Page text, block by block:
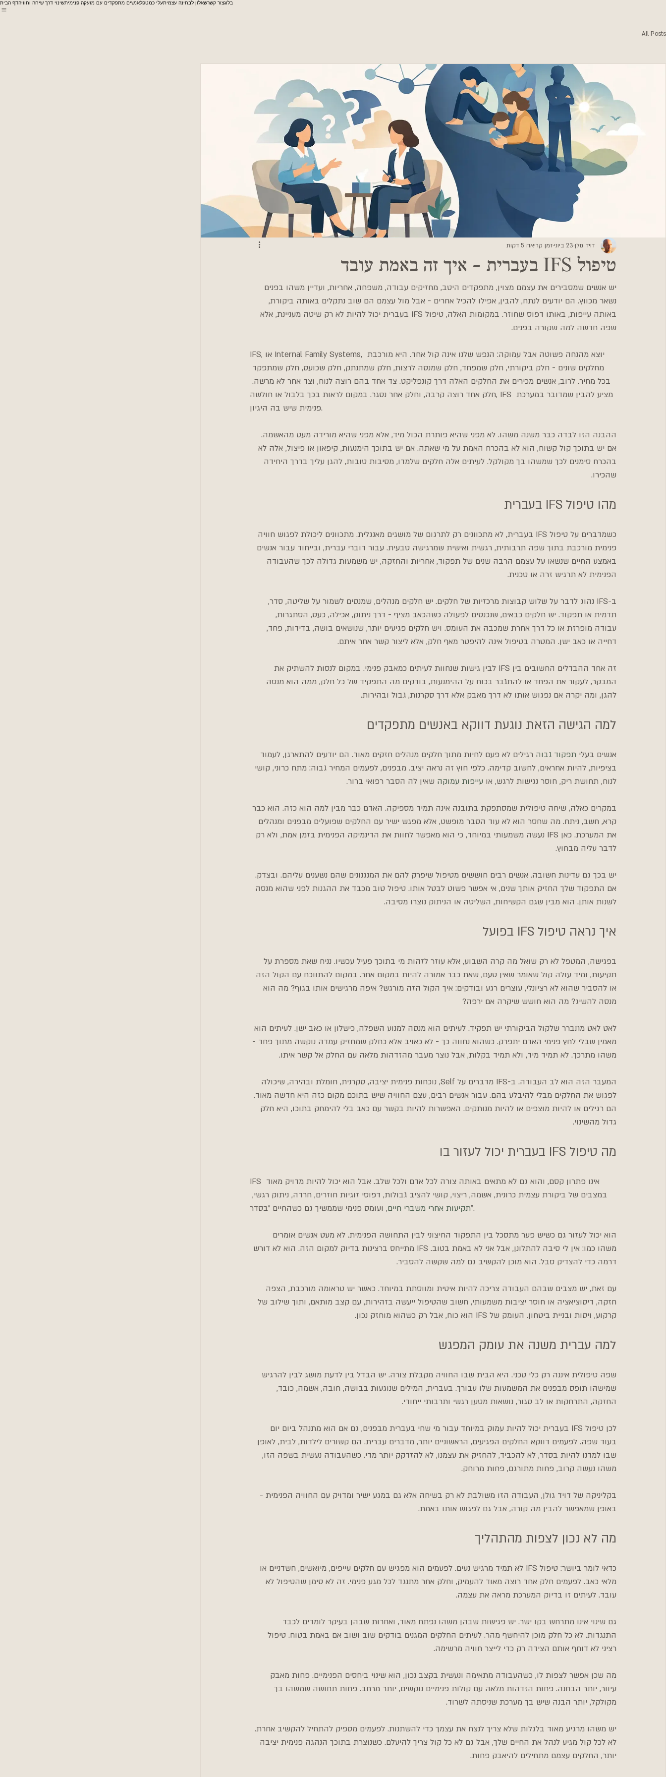
דף הביתשינוי דרך שיחה וחוויהאנשים מתפקדים עם מועקה פנימיתעלי כמטפלשאלון לבחינה עצמיתצור קשרבלוג
All Posts
טיפול IFS בעברית - איך זה באמת עובד
דויד גולן 23 ביוני זמן קריאה 5 דקות
יש אנשים שמסבירים את עצמם מצוין, מתפקדים היטב, מחזיקים עבודה, משפחה, אחריות, ועדיין משהו בפנים
נשאר מכווץ. הם יודעים לנתח, להבין, אפילו להכיל אחרים - אבל מול עצמם הם שוב נתקלים באותה ביקורת,
באותה עייפות, באותו דפוס שחוזר. במקומות האלה, טיפול IFS בעברית יכול להיות לא רק שיטה מעניינת, אלא
שפה חדשה למה שקורה בפנים.
IFS, או Internal Family Systems, יוצא מהנחה פשוטה אבל עמוקה: הנפש שלנו אינה קול אחד. היא מורכבת
מחלקים שונים - חלק ביקורתי, חלק שמפחד, חלק שמנסה לרצות, חלק שמתנתק, חלק שכועס, חלק שמתפקד
בכל מחיר. לרוב, אנשים מכירים את החלקים האלה דרך קונפליקט. צד אחד בהם רוצה לנוח, וצד אחר לא מרשה.
חלק אחד רוצה קרבה, וחלק אחר נסגר. במקום לראות בכך בלבול או חולשה, IFS מציע להבין שמדובר במערכת
פנימית שיש בה היגיון.
ההבנה הזו לבדה כבר משנה משהו. לא מפני שהיא פותרת הכול מיד, אלא מפני שהיא מורידה מעט מהאשמה.
אם יש בתוכך קול קשוח, הוא לא בהכרח האמת על מי שאתה. אם יש בתוכך הימנעות, קיפאון או פיצול, אלה לא
בהכרח סימנים לכך שמשהו בך מקולקל. לעיתים אלה חלקים שלמדו, מסיבות טובות, להגן עליך בדרך היחידה
שהכירו.
מהו טיפול IFS בעברית
כשמדברים על טיפול IFS בעברית, לא מתכוונים רק לתרגום של מושגים מאנגלית. מתכוונים ליכולת לפגוש חוויה
פנימית מורכבת בתוך שפה תרבותית, רגשית ואישית שמרגישה טבעית. עבור דוברי עברית, ובייחוד עבור אנשים
באמצע החיים שנשאו על עצמם הרבה שנים של תפקוד, אחריות והחזקה, יש משמעות גדולה לכך שהעבודה
הפנימית לא תרגיש זרה או טכנית.
ב-IFS נהוג לדבר על שלוש קבוצות מרכזיות של חלקים. יש חלקים מנהלים, שמנסים לשמור על שליטה, סדר,
תדמית או תפקוד. יש חלקים כבאים, שנכנסים לפעולה כשהכאב מציף - דרך ניתוק, אכילה, כעס, הסתגרות,
עבודה מופרזת או כל דרך אחרת שמכבה את העומס. ויש חלקים פגיעים יותר, שנושאים בושה, בדידות, פחד,
דחייה או כאב ישן. המטרה בטיפול אינה להיפטר מאף חלק, אלא ליצור קשר אחר איתם.
זה אחד ההבדלים החשובים בין IFS לבין גישות שנחוות לעיתים כמאבק פנימי. במקום לנסות להשתיק את
המבקר, לעקור את הפחד או להתגבר בכוח על ההימנעות, בודקים מה התפקיד של כל חלק, ממה הוא מנסה
להגן, ומה יקרה אם נפגוש אותו לא דרך מאבק אלא דרך סקרנות, גבול ובהירות.
למה הגישה הזאת נוגעת דווקא באנשים מתפקדים
אנשים בעלי תפקוד גבוה רגילים לא פעם לחיות מתוך חלקים מנהלים חזקים מאוד. הם יודעים להתארגן, לעמוד
בציפיות, להיות אחראים, לחשוב קדימה. כלפי חוץ זה נראה יציב. מבפנים, לפעמים המחיר גבוה: מתח כרוני, קושי
לנוח, תחושת ריק, חוסר נגישות לרגש, או עייפות עמוקה שאין לה הסבר רפואי ברור.
במקרים כאלה, שיחה טיפולית שמסתפקת בתובנה אינה תמיד מספיקה. האדם כבר מבין למה הוא כזה. הוא כבר
קרא, חשב, ניתח. מה שחסר הוא לא עוד הסבר מופשט, אלא מפגש ישיר עם החלקים שפועלים מבפנים ומנהלים
את המערכת. כאן IFS נעשה משמעותי במיוחד, כי הוא מאפשר לחוות את הדינמיקה הפנימית בזמן אמת, ולא רק
לדבר עליה מבחוץ.
יש בכך גם עדינות חשובה. אנשים רבים חוששים מטיפול שיפרק להם את המנגנונים שהם נשענים עליהם. ובצדק.
אם התפקוד שלך החזיק אותך שנים, אי אפשר פשוט לבטל אותו. טיפול טוב מכבד את ההגנות לפני שהוא מנסה
לשנות אותן. הוא מבין שגם הקשיחות, השליטה או הניתוק נוצרו מסיבה.
איך נראה טיפול IFS בפועל
בפגישה, המטפל לא רק שואל מה קרה השבוע, אלא עוזר לזהות מי בתוכך פעיל עכשיו. נניח שאת מספרת על
תקיעות, ומיד עולה קול שאומר שאין טעם, שאת כבר אמורה להיות במקום אחר. במקום להתווכח עם הקול הזה
או להסביר שהוא לא רציונלי, עוצרים רגע ובודקים: איך הקול הזה מורגש? איפה מרגישים אותו בגוף? מה הוא
מנסה להשיג? מה הוא חושש שיקרה אם ירפה?
לאט לאט מתברר שלקול הביקורתי יש תפקיד. לעיתים הוא מנסה למנוע השפלה, כישלון או כאב ישן. לעיתים הוא
מאמין שבלי לחץ פנימי האדם יתפרק. כשהוא נחווה כך - לא כאויב אלא כחלק שמחזיק עמדה נוקשה מתוך פחד -
משהו מתרכך. לא תמיד מיד, ולא תמיד בקלות, אבל נוצר מעבר מהזדהות מלאה עם החלק אל קשר איתו.
המעבר הזה הוא לב העבודה. ב-IFS מדברים על Self, נוכחות פנימית יציבה, סקרנית, חומלת ובהירה, שיכולה
לפגוש את החלקים מבלי להיבלע בהם. עבור אנשים רבים, עצם החוויה שיש בתוכם מקום כזה היא חדשה מאוד.
הם רגילים או להיות מוצפים או להיות מנותקים. האפשרות להיות בקשר עם כאב בלי להימחק בתוכו, היא חלק
גדול מהשינוי.
מה טיפול IFS בעברית יכול לעזור בו
IFS אינו פתרון קסם, והוא גם לא מתאים באותה צורה לכל אדם ולכל שלב. אבל הוא יכול להיות מדויק מאוד
במצבים של ביקורת עצמית כרונית, אשמה, ריצוי, קושי להציב גבולות, דפוסי זוגיות חוזרים, חרדה, ניתוק רגשי,
תקיעות אחרי משברי חיים, ועומס פנימי שממשיך גם כשהחיים "בסדר".
הוא יכול לעזור גם כשיש פער מתסכל בין התפקוד החיצוני לבין התחושה הפנימית. לא מעט אנשים אומרים
משהו כמו: אין לי סיבה להתלונן, אבל אני לא באמת בטוב. IFS מתייחס ברצינות בדיוק למקום הזה. הוא לא דורש
דרמה כדי להצדיק סבל. הוא מוכן להקשיב גם למה שקשה להסביר.
עם זאת, יש מצבים שבהם העבודה צריכה להיות איטית ומווסתת במיוחד. כאשר יש טראומה מורכבת, הצפה
חזקה, דיסוציאציה או חוסר יציבות משמעותי, חשוב שהטיפול ייעשה בזהירות, עם קצב מותאם, ותוך שילוב של
קרקוע, ויסות ובניית ביטחון. העומק של IFS הוא כוח, אבל רק כשהוא מוחזק נכון.
למה עברית משנה את עומק המפגש
שפה טיפולית איננה רק כלי טכני. היא הבית שבו החוויה מקבלת צורה. יש הבדל בין לדעת מושג לבין להרגיש
שמישהו תופס מבפנים את המשמעות שלו עבורך. בעברית, המילים שנוגעות בבושה, חובה, אשמה, כובד,
החזקה, התרחקות או לב סגור, נושאות מטען רגשי ותרבותי ייחודי.
לכן טיפול IFS בעברית יכול להיות עמוק במיוחד עבור מי שחי בעברית מבפנים, גם אם הוא מתנהל ביום יום
בעוד שפה. לפעמים דווקא החלקים הפגיעים, הראשוניים יותר, מדברים עברית. הם קשורים לילדות, לבית, לאופן
שבו למדנו להיות בסדר, לא להכביד, להחזיק את עצמנו, לא להזדקק יותר מדי. כשהעבודה נעשית בשפה הזו,
משהו נעשה קרוב, פחות מתורגם, פחות מרוחק.
בקליניקה של דויד גולן, העבודה הזו משולבת לא רק בשיחה אלא גם במגע ישיר ומדויק עם החוויה הפנימית -
באופן שמאפשר להבין מה קורה, אבל גם לפגוש אותו באמת.
מה לא נכון לצפות מהתהליך
כדאי לומר ביושר: טיפול IFS לא תמיד מרגיש נעים. לפעמים הוא מפגיש עם חלקים עייפים, מיואשים, חשדניים או
מלאי כאב. לפעמים חלק אחד רוצה מאוד להעמיק, וחלק אחר מתנגד לכל מגע פנימי. זה לא סימן שהטיפול לא
עובד. לעיתים זו בדיוק המערכת מראה את עצמה.
גם שינוי אינו מתרחש בקו ישר. יש פגישות שבהן משהו נפתח מאוד, ואחרות שבהן בעיקר לומדים לכבד
התנגדות. לא כל חלק מוכן להיחשף מהר. לעיתים החלקים המגנים בודקים שוב ושוב אם באמת בטוח. טיפול
רציני לא דוחף אותם הצידה רק כדי לייצר חוויה מרשימה.
מה שכן אפשר לצפות לו, כשהעבודה מתאימה ונעשית בקצב נכון, הוא שינוי ביחסים הפנימיים. פחות מאבק
עיוור, יותר הבחנה. פחות הזדהות מלאה עם קולות פנימיים נוקשים, יותר מרחב. פחות תחושה שמשהו בך
מקולקל, יותר הבנה שיש בך מערכת שניסתה לשרוד.
יש משהו מרגיע מאוד בלגלות שלא צריך לנצח את עצמך כדי להשתנות. לפעמים מספיק להתחיל להקשיב אחרת.
לא לכל קול מגיע לנהל את החיים שלך, אבל גם לא כל קול צריך להיעלם. כשנוצרת בתוכך הנהגה פנימית יציבה
יותר, החלקים עצמם מתחילים להיאבק פחות.